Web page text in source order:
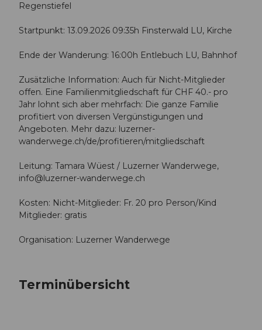
Regenstiefel
Startpunkt: 13.09.2026 09:35h Finsterwald LU, Kirche
Ende der Wanderung: 16:00h Entlebuch LU, Bahnhof
Zusätzliche Information: Auch für Nicht-Mitglieder
offen. Eine Familienmitgliedschaft für CHF 40.- pro
Jahr lohnt sich aber mehrfach: Die ganze Familie
profitiert von diversen Vergünstigungen und
Angeboten. Mehr dazu: luzerner-
wanderwege.ch/de/profitieren/mitgliedschaft
Leitung: Tamara Wüest / Luzerner Wanderwege,
info@luzerner-wanderwege.ch
Kosten: Nicht-Mitglieder: Fr. 20 pro Person/Kind
Mitglieder: gratis
Organisation: Luzerner Wanderwege
Terminübersicht